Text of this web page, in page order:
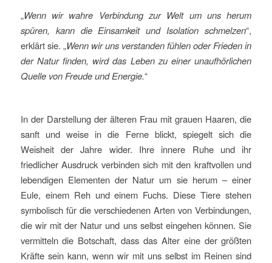
„Wenn wir wahre Verbindung zur Welt um uns herum
spüren, kann die Einsamkeit und Isolation schmelzen“,
erklärt sie. „Wenn wir uns verstanden fühlen oder Frieden in
der Natur finden, wird das Leben zu einer unaufhörlichen
Quelle von Freude und Energie.“
In der Darstellung der älteren Frau mit grauen Haaren, die
sanft und weise in die Ferne blickt, spiegelt sich die
Weisheit der Jahre wider. Ihre innere Ruhe und ihr
friedlicher Ausdruck verbinden sich mit den kraftvollen und
lebendigen Elementen der Natur um sie herum – einer
Eule, einem Reh und einem Fuchs. Diese Tiere stehen
symbolisch für die verschiedenen Arten von Verbindungen,
die wir mit der Natur und uns selbst eingehen können. Sie
vermitteln die Botschaft, dass das Alter eine der größten
Kräfte sein kann, wenn wir mit uns selbst im Reinen sind